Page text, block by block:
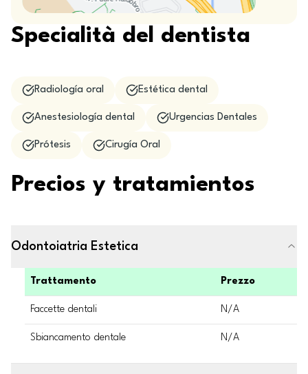
Specialità del dentista
Radiología oral Estética dental
Anestesiología dental Urgencias Dentales
Prótesis Cirugía Oral
Precios y tratamientos
Odontoiatria Estetica
Trattamento Prezzo
Faccette dentali N/A
Sbiancamento dentale N/A